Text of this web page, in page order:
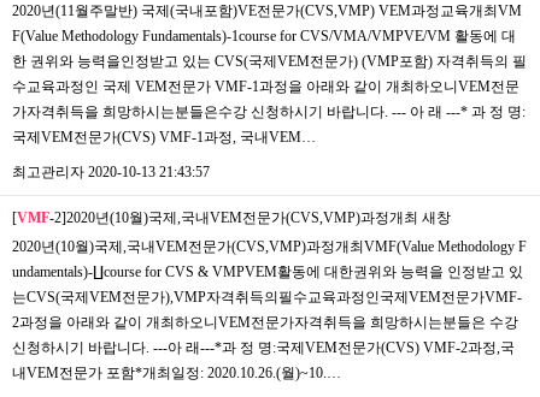
2020년(11월주말반) 국제(국내포함)VE전문가(CVS,VMP) VEM과정교육개최VM
F(Value Methodology Fundamentals)-1course for CVS/VMA/VMPVE/VM 활동에 대
한 권위와 능력을인정받고 있는 CVS(국제VEM전문가) (VMP포함) 자격취득의 필
수교육과정인 국제 VEM전문가 VMF-1과정을 아래와 같이 개최하오니VEM전문
가자격취득을 희망하시는분들은​수강 신청하시기 바랍니다. --- 아 래 ---* 과 정 명:
국제VEM전문가(CVS) VMF-1과정, 국내VEM…
최고관리자 2020-10-13 21:43:57
[VMF-2]2020년(10월)국제,국내VEM전문가(CVS,VMP)과정개최 새창
2020년(10월)국제,국내VEM전문가(CVS,VMP)과정개최VMF(Value Methodology F
undamentals)-∐course for CVS & VMPVEM활동에 대한권위와 능력을 인정받고 있
는CVS(국제VEM전문가),VMP자격취득의필수교육과정인국제VEM전문가VMF-
2과정을 아래와 같이 개최하오니VEM전문가자격취득을 희망하시는분들은 수강
신청하시기 바랍니다. ---아 래---*과 정 명:국제VEM전문가(CVS) VMF-2과정,국
내VEM전문가 포함*개최일정: 2020.10.26.(월)~10.…